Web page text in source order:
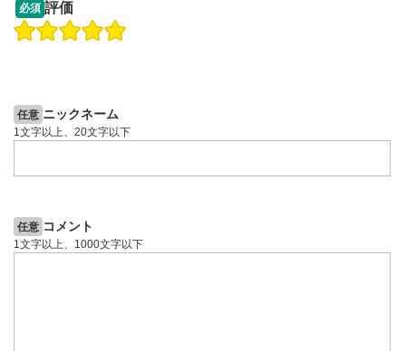
操作説明動画
必須 評価
任意 ニックネーム
1文字以上、20文字以下
任意 コメント
1文字以上、1000文字以下